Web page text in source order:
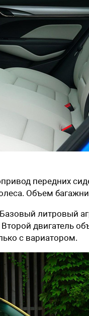
передних
Объем
литровый
двигатель
с вариатором.